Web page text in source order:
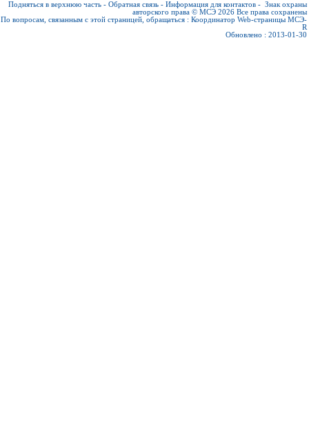
Подняться в верхнюю часть - Обратная связь - Информация для контактов - Знак охраны
авторского права © МСЭ 2026 Все права сохранены
По вопросам, связанным с этой страницей, обращаться : Координатор Web-страницы МСЭ-
R
Обновлено : 2013-01-30